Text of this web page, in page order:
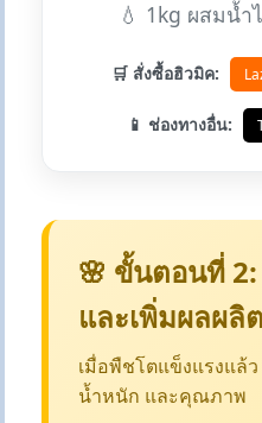
💧 1kg ผสมน้ำ
🛒 สั่งซื้อฮิวมิค:
📱 ช่องทางอื่น:
🌸 ขั้นตอนที่ 2:
และเพิ่มผลผลิต
เมื่อพืชโตแข็งแรงแล้
น้ำหนัก และคุณภาพ